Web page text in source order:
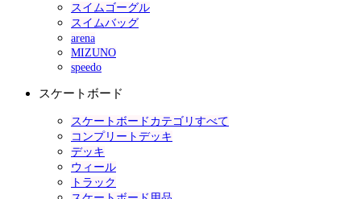
スイムゴーグル
スイムバッグ
arena
MIZUNO
speedo
スケートボード
スケートボードカテゴリすべて
コンプリートデッキ
デッキ
ウィール
トラック